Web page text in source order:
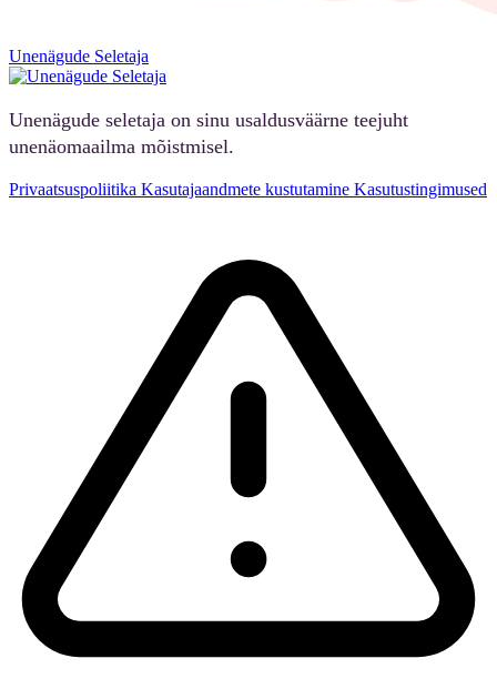
Unenägude Seletaja
Unenägude seletaja on sinu usaldusväärne teejuht
unenäomaailma mõistmisel.
Privaatsuspoliitika Kasutajaandmete kustutamine Kasutustingimused